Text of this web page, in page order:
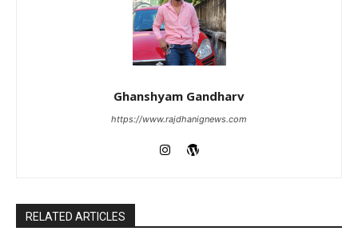
Ghanshyam Gandharv
https://www.rajdhanignews.com
RELATED ARTICLES